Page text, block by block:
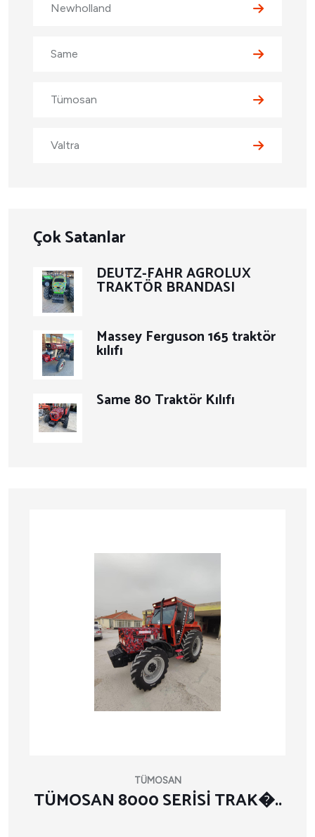
Newholland
Same
Tümosan
Valtra
Çok Satanlar
DEUTZ-FAHR AGROLUX
TRAKTÖR BRANDASI
Massey Ferguson 165 traktör
kılıfı
Same 80 Traktör Kılıfı
TÜMOSAN
TÜMOSAN 8000 SERİSİ TRAK�..